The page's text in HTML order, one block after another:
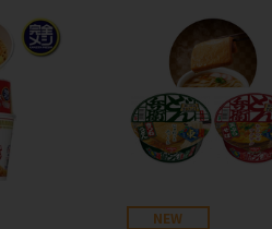
NEW